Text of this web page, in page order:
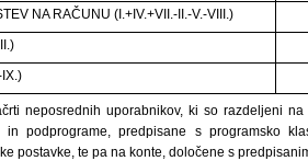
NA RAČUNU (I.+IV.+VII.-II.-V.-VIII.)
neposrednih uporabnikov, ki so razdeljeni
podprograme, predpisane s programsko
postavke, te pa na konte, določene s